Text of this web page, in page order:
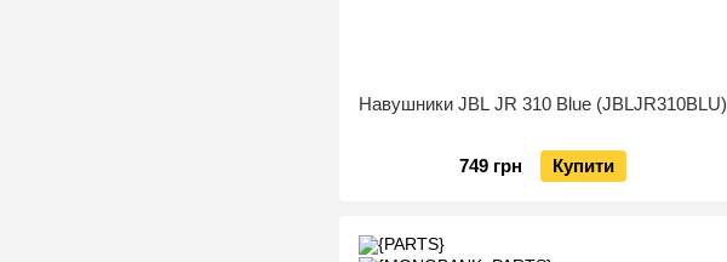
Навушники JBL JR 310 Blue (JBLJR310BLU)
749 грн Купити